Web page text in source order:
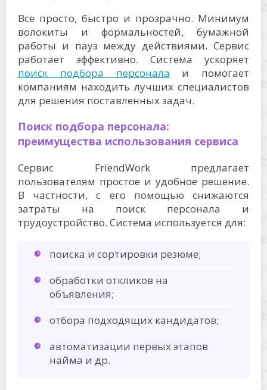
Все просто, быстро и прозрачно. Минимум
волокиты и формальностей, бумажной
работы и пауз между действиями. Сервис
работает эффективно. Система ускоряет
поиск подбора персонала и помогает
компаниям находить лучших специалистов
для решения поставленных задач.
Поиск подбора персонала:
преимущества использования сервиса
Сервис FriendWork предлагает
пользователям простое и удобное решение.
В частности, с его помощью снижаются
затраты на поиск персонала и
трудоустройство. Система используется для:
поиска и сортировки резюме;
обработки откликов на
объявления;
отбора подходящих кандидатов;
автоматизации первых этапов
найма и др.